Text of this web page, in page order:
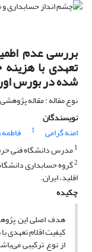
بررسی عدم
تعهدی با
شده در بورس
نوع مقاله : مقاله پژوهشی
نویسندگان
امنه گرامی
1
1مدرس دانشگاه فنی
2گروه حسابداری
اقلید، ایران.
چکیده
هدف اصلی این
کیفیت اقلام